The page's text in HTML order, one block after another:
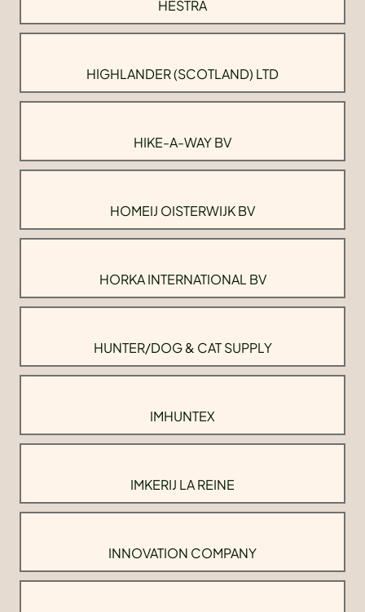
HESTRA
HIGHLANDER (SCOTLAND) LTD
HIKE-A-WAY BV
HOMEIJ OISTERWIJK BV
HORKA INTERNATIONAL BV
HUNTER/DOG & CAT SUPPLY
IMHUNTEX
IMKERIJ LA REINE
INNOVATION COMPANY